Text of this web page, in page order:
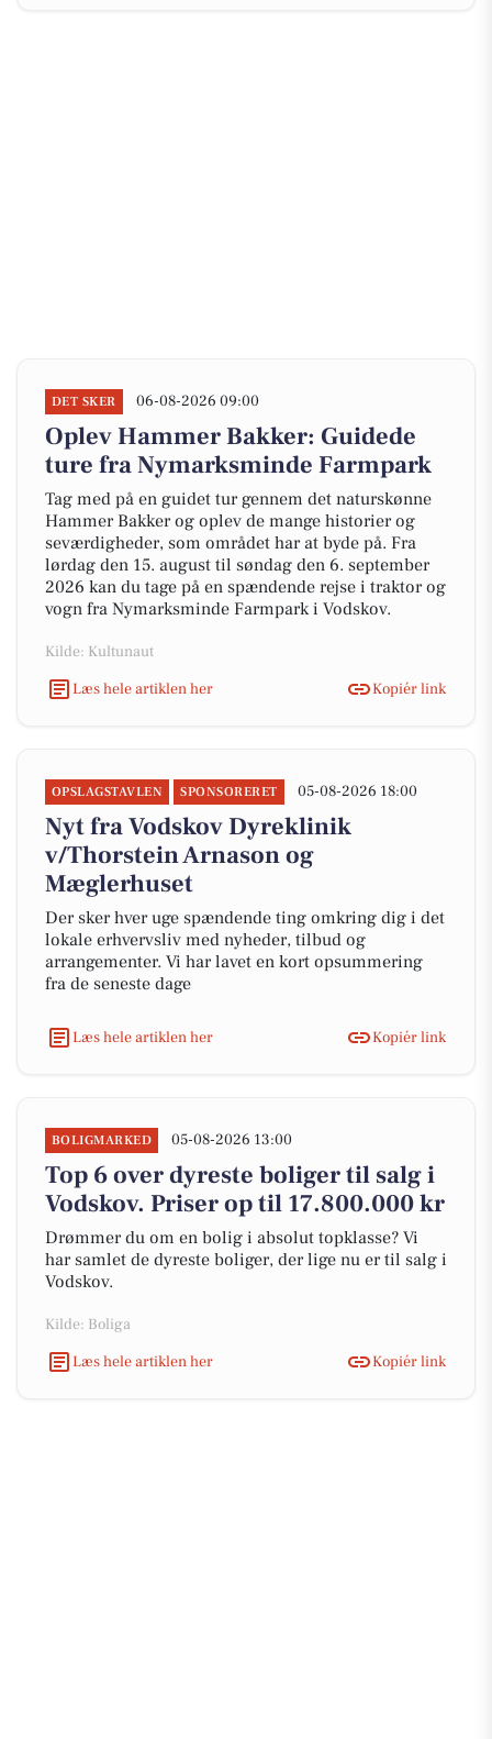
DET SKER 06-08-2026 09:00
Oplev Hammer Bakker: Guidede
ture fra Nymarksminde Farmpark
Tag med på en guidet tur gennem det naturskønne
Hammer Bakker og oplev de mange historier og
seværdigheder, som området har at byde på. Fra
lørdag den 15. august til søndag den 6. september
2026 kan du tage på en spændende rejse i traktor og
vogn fra Nymarksminde Farmpark i Vodskov.
Kilde: Kultunaut
Læs hele artiklen her
Kopiér link
OPSLAGSTAVLEN SPONSORERET 05-08-2026 18:00
Nyt fra Vodskov Dyreklinik
v/Thorstein Arnason og
Mæglerhuset
Der sker hver uge spændende ting omkring dig i det
lokale erhvervsliv med nyheder, tilbud og
arrangementer. Vi har lavet en kort opsummering
fra de seneste dage
Læs hele artiklen her Kopiér link
BOLIGMARKED 05-08-2026 13:00
Top 6 over dyreste boliger til salg i
Vodskov. Priser op til 17.800.000 kr
Drømmer du om en bolig i absolut topklasse? Vi
har samlet de dyreste boliger, der lige nu er til salg i
Vodskov.
Kilde: Boliga
Læs hele artiklen her
Kopiér link